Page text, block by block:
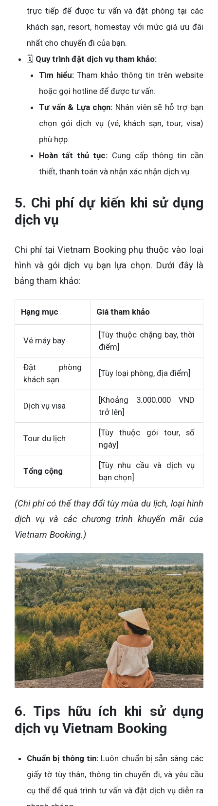
trực tiếp để được tư vấn và đặt phòng tại các
khách sạn, resort, homestay với mức giá ưu đãi
nhất cho chuyến đi của bạn.
🗓️ Quy trình đặt dịch vụ tham khảo:
Tìm hiểu: Tham khảo thông tin trên website
hoặc gọi hotline để được tư vấn.
Tư vấn & Lựa chọn: Nhân viên sẽ hỗ trợ bạn
chọn gói dịch vụ (vé, khách sạn, tour, visa)
phù hợp.
Hoàn tất thủ tục: Cung cấp thông tin cần
thiết, thanh toán và nhận xác nhận dịch vụ.
5. Chi phí dự kiến khi sử dụng
dịch vụ
Chi phí tại Vietnam Booking phụ thuộc vào loại
hình và gói dịch vụ bạn lựa chọn. Dưới đây là
bảng tham khảo:
Hạng mục Giá tham khảo
Vé máy bay
[Tùy thuộc chặng bay, thời
điểm]
Đặt phòng
khách sạn
[Tùy loại phòng, địa điểm]
Dịch vụ visa
[Khoảng 3.000.000 VND
trở lên]
Tour du lịch
[Tùy thuộc gói tour, số
ngày]
Tổng cộng
[Tùy nhu cầu và dịch vụ
bạn chọn]
(Chi phí có thể thay đổi tùy mùa du lịch, loại hình
dịch vụ và các chương trình khuyến mãi của
Vietnam Booking.)
6. Tips hữu ích khi sử dụng
dịch vụ Vietnam Booking
Chuẩn bị thông tin: Luôn chuẩn bị sẵn sàng các
giấy tờ tùy thân, thông tin chuyến đi, và yêu cầu
cụ thể để quá trình tư vấn và đặt dịch vụ diễn ra